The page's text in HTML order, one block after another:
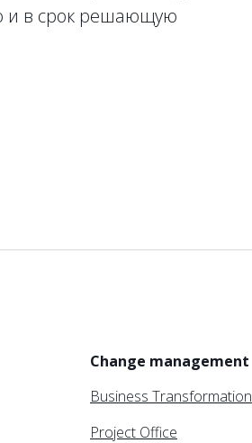
и в срок решающую
Change management
Business Transformation
Project Office